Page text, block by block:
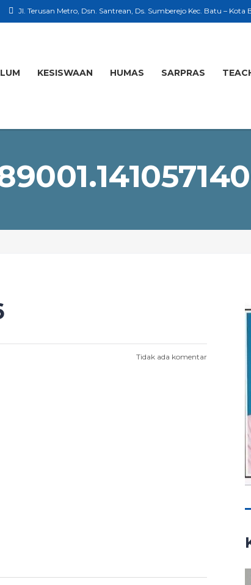
Jl. Terusan Metro, Dsn. Santrean, Ds. Sumberejo Kec. Batu – Kota
KESISWAAN HUMAS SARPRAS
Tidak ada komentar